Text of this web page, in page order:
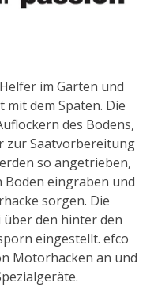
im Garten und
dem Spaten. Die
des Bodens,
zur Saatvorbereitung
so angetrieben,
Boden eingraben und
sorgen. Die
den hinter den
eingestellt. efco
Motorhacken an und